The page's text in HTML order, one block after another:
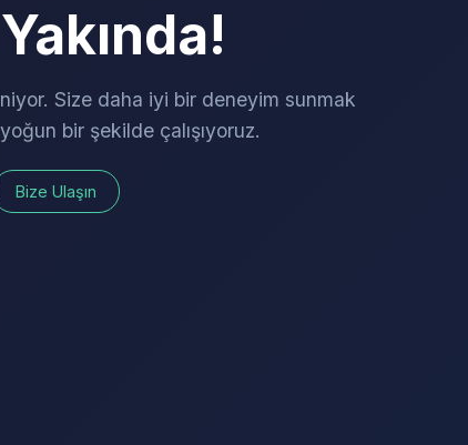
Size daha iyi bir deneyim sunmak
bir şekilde çalışıyoruz.
Bize Ulaşın